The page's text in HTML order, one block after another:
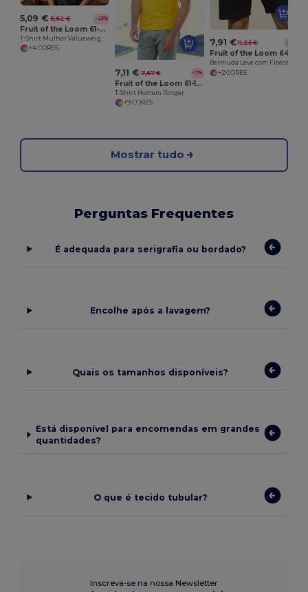
5,09 € 6,62 € -23%
Fruit of the Loom 61-398-0
+4 CORES
7,11 € 7,67 € -7%
Fruit of the Loom 61-168-0
T-Shirt Homem Ringer
+9 CORES
7,91 € 11,25 € -30%
+2 CORES
Mostrar tudo
Perguntas Frequentes
É adequada para serigrafia ou bordado?
Encolhe após a lavagem?
Quais os tamanhos disponíveis?
Está disponível para encomendas em grandes
quantidades?
O que é tecido tubular?
Inscreva-se na nossa Newsletter